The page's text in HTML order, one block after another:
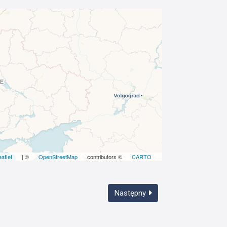
| © OpenStreetMap contributors © CARTO
Następny